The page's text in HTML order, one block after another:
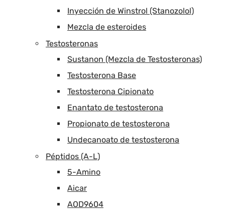
Inyección de Winstrol (Stanozolol)
Mezcla de esteroides
Testosteronas
Sustanon (Mezcla de Testosteronas)
Testosterona Base
Testosterona Cipionato
Enantato de testosterona
Propionato de testosterona
Undecanoato de testosterona
Péptidos (A-L)
5-Amino
Aicar
AOD9604